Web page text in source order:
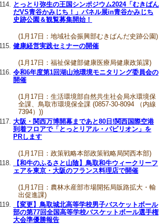
とっとり弥生の王国シンポジウム2024「むきばん
だVS青谷かみじち！」パネル展in青谷かみじち
史跡公園＆観覧募集開始！
(1月17日：地域社会振興部むきばんだ史跡公園)
健康経営実践セミナーの開催
(1月17日：福祉保健部健康医療局健康政策課)
令和6年度第1回湖山池環境モニタリング委員会の
開催
(1月17日：生活環境部自然共生社会局水環境保
全課、鳥取市環境保全課 (0857-30-8094 （内線
7394）))
大阪・関西万博開幕まであと80日!関西国際空港
到着フロアで「とっとリアル・パビリオン」を
PRします
(1月17日：政策戦略本部政策戦略局関西本部)
【和牛のふるさと山陰】鳥取和牛ウィークリーフ
ェアを東京・大阪のフランス料理店で開催
(1月17日：農林水産部市場開拓局販路拡大・輸
出促進課)
【変更】鳥取城北高等学校男子バスケットボール
部の第77回全国高等学校バスケットボール選手権
大会準優勝報告